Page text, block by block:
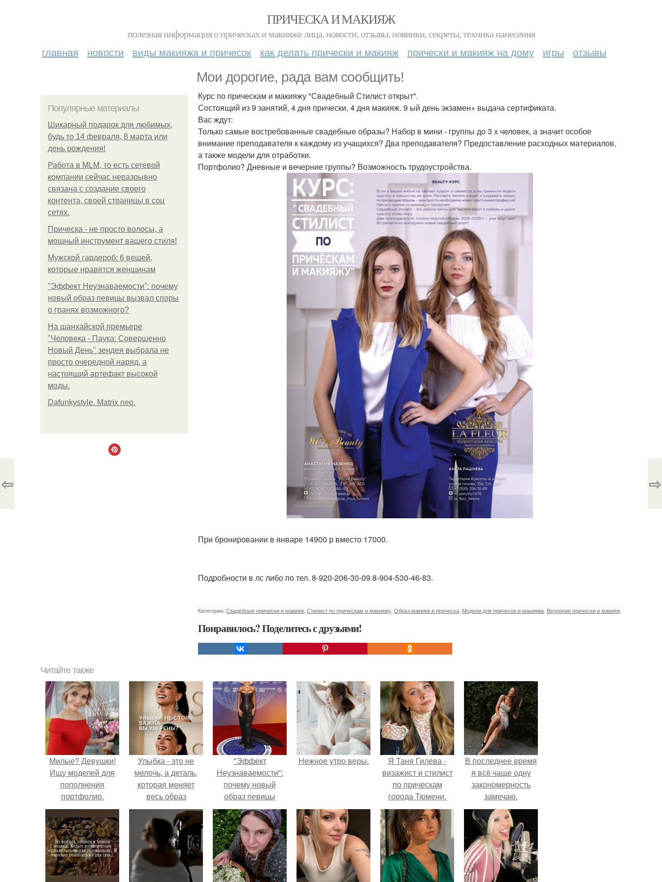
ПРИЧЕСКА И МАКИЯЖ
полезная информация о прическах и макияже лица, новости, отзывы, новинки, секреты, техника нанесения
главная новости виды макияжа и причесок как делать прически и макияж прически и макияж на дому игры отзывы
Мои дорогие, рада вам сообщить!
Популярные материалы
Шикарный подарок для любимых,
будь то 14 февраля, 8 марта или
день рождения!
Работа в MLM, то есть сетевой
компании сейчас неразрывно
связана с создание своего
контента, своей страницы в соц
сетях.
Прическа - не просто волосы, а
мощный инструмент вашего стиля!
Мужской гардероб: 6 вещей,
которые нравятся женщинам
"Эффект Неузнаваемости": почему
новый образ певицы вызвал споры
о гранях возможного?
На шанхайской премьере
"Человека - Паука: Совершенно
Новый День" зендея выбрала не
просто очередной наряд, а
настоящий артефакт высокой
моды.
Dafunkystyle. Matrix neo.
Курс по прическам и макияжу "Свадебный Стилист открыт".
Состоящий из 9 занятий, 4 дня прически, 4 дня макияж. 9 ый день экзамен+ выдача сертификата.
Вас ждут:
Только самые востребованные свадебные образы? Набор в мини - группы до 3 х человек, а значит особое
внимание преподавателя к каждому из учащихся? Два преподавателя? Предоставление расходных материалов,
а также модели для отработки.
Портфолио? Дневные и вечерние группы? Возможность трудоустройства.
При бронировании в январе 14900 р вместо 17000.
Подробности в лс либо по тел. 8-920-206-30-09 8-904-530-46-83.
Категории: Свадебные прически и макияж Стилист по прическам и макияжу Образ макияж и прическа Модели для причесок и макияжа Вечерние прически и макияж
Понравилось? Поделитесь с друзьями!
⇦ ⇨
Читайте также
Милые? Девушки!
Ищу моделей для
пополнения
портфолио.
Улыбка - это не
мелочь, а деталь,
которая меняет
весь образ
человека.
"Эффект
Неузнаваемости":
почему новый
образ певицы
вызвал споры о
гранях
возможного?
Нежное утро веры.
Я Таня Гилева -
визажист и стилист
по прическам
города Тюмени.
В последнее время
я всё чаще одну
закономерность
замечаю.